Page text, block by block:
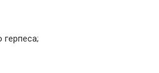
герпеса;